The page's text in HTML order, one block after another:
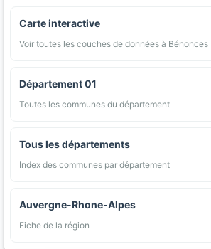
Carte interactive
Voir toutes les couches de données à Bénonces
Département 01
Toutes les communes du département
Tous les départements
Index des communes par département
Auvergne-Rhone-Alpes
Fiche de la région